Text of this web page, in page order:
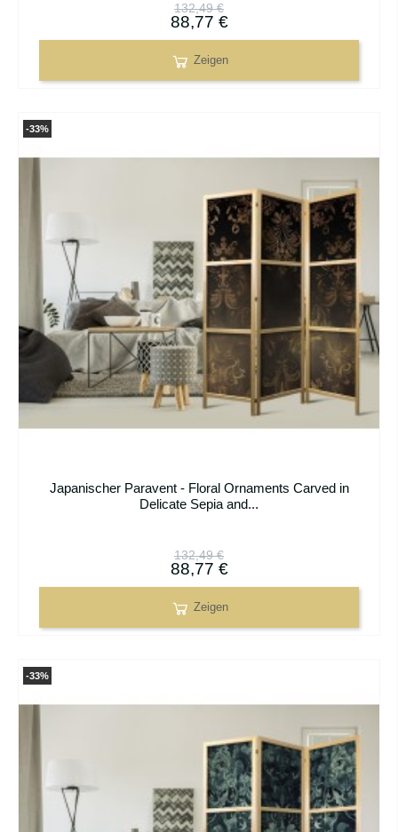
132,49 €
88,77 €
Zeigen
Japanischer Paravent - Floral Ornaments Carved in
Delicate Sepia and...
132,49 €
88,77 €
Zeigen
-33%
-33%